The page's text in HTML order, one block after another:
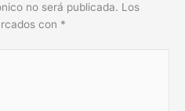
no será publicada. Los
con *